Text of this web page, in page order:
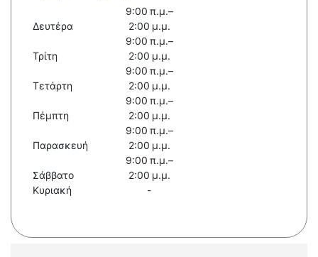
Δευτέρα
9:00 π.μ.–
2:00 μ.μ.
Τρίτη
9:00 π.μ.–
2:00 μ.μ.
Τετάρτη
9:00 π.μ.–
2:00 μ.μ.
Πέμπτη
9:00 π.μ.–
2:00 μ.μ.
Παρασκευή
9:00 π.μ.–
2:00 μ.μ.
Σάββατο
9:00 π.μ.–
2:00 μ.μ.
Κυριακή
-